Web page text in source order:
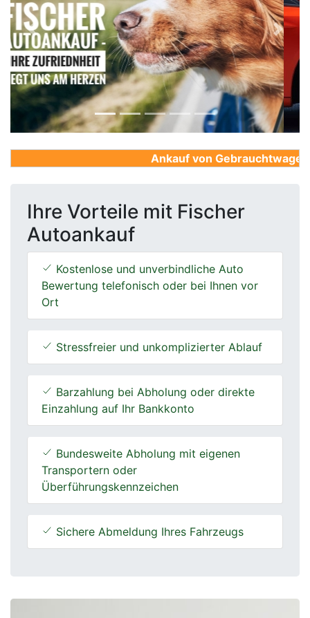
Previous Next
Ankauf von
Ihre Vorteile mit Fischer
Autoankauf
Kostenlose und unverbindliche Auto
Bewertung telefonisch oder bei Ihnen vor
Ort
Stressfreier und unkomplizierter Ablauf
Barzahlung bei Abholung oder direkte
Einzahlung auf Ihr Bankkonto
Bundesweite Abholung mit eigenen
Transportern oder
Überführungskennzeichen
Sichere Abmeldung Ihres Fahrzeugs